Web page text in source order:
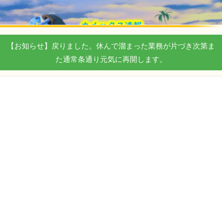
【お知らせ】戻りました。休んで溜まった業務が片づき次第ま
た通常条通り元気に再開します。